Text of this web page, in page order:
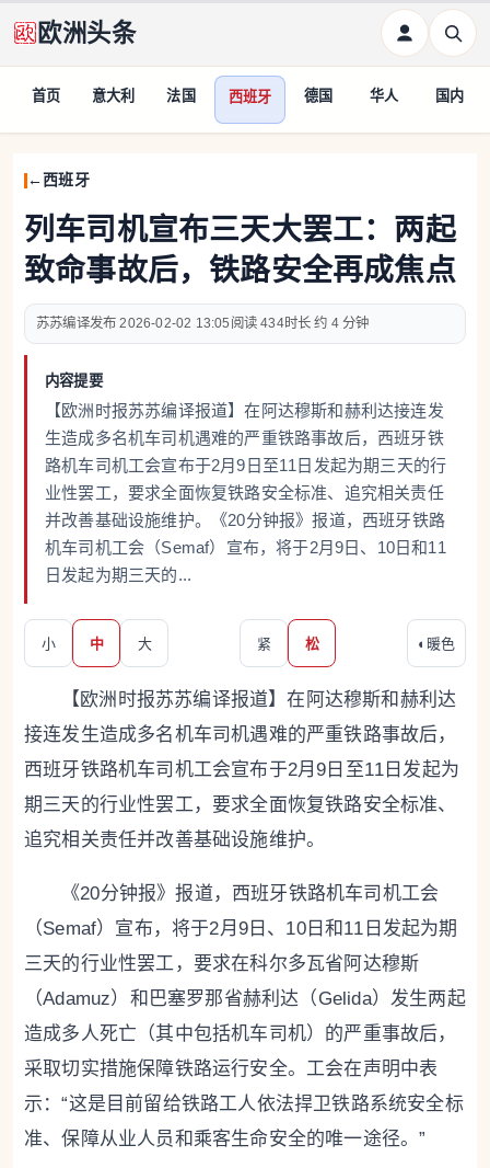
欧洲头条
首页 意大利 法国 西班牙 德国 华人 国内
西班牙
列车司机宣布三天大罢工：两起
致命事故后，铁路安全再成焦点
苏苏编译 2026-02-02 13:05 434 约 4 分钟
内容提要
【欧洲时报苏苏编译报道】在阿达穆斯和赫利达接连发
生造成多名机车司机遇难的严重铁路事故后，西班牙铁
路机车司机工会宣布于2月9日至11日发起为期三天的行
业性罢工，要求全面恢复铁路安全标准、追究相关责任
并改善基础设施维护。《20分钟报》报道，西班牙铁路
机车司机工会（Semaf）宣布，将于2月9日、10日和11
日发起为期三天的...
小 中 大 紧 松 ◐ 暖色
【欧洲时报苏苏编译报道】在阿达穆斯和赫利达
接连发生造成多名机车司机遇难的严重铁路事故后，
西班牙铁路机车司机工会宣布于2月9日至11日发起为
期三天的行业性罢工，要求全面恢复铁路安全标准、
追究相关责任并改善基础设施维护。
《20分钟报》报道，西班牙铁路机车司机工会
（Semaf）宣布，将于2月9日、10日和11日发起为期
三天的行业性罢工，要求在科尔多瓦省阿达穆斯
（Adamuz）和巴塞罗那省赫利达（Gelida）发生两起
造成多人死亡（其中包括机车司机）的严重事故后，
采取切实措施保障铁路运行安全。工会在声明中表
示：“这是目前留给铁路工人依法捍卫铁路系统安全标
准、保障从业人员和乘客生命安全的唯一途径。”